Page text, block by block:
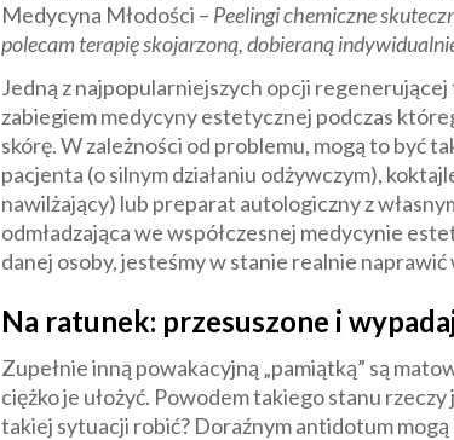
Medycyna Młodości – Peelingi chemiczne
polecam terapię skojarzoną, dobieraną
Jedną z najpopularniejszych opcji
zabiegiem medycyny estetycznej podczas
skórę. W zależności od problemu, mogą to być
pacjenta (o silnym działaniu odżywczym),
nawilżający) lub preparat autologiczny z
odmładzająca we współczesnej medycynie
danej osoby, jesteśmy w stanie realnie
Na ratunek: przesuszone i
Zupełnie inną powakacyjną „pamiątką” są
ciężko je ułożyć. Powodem takiego stanu
takiej sytuacji robić? Doraźnym antidotum